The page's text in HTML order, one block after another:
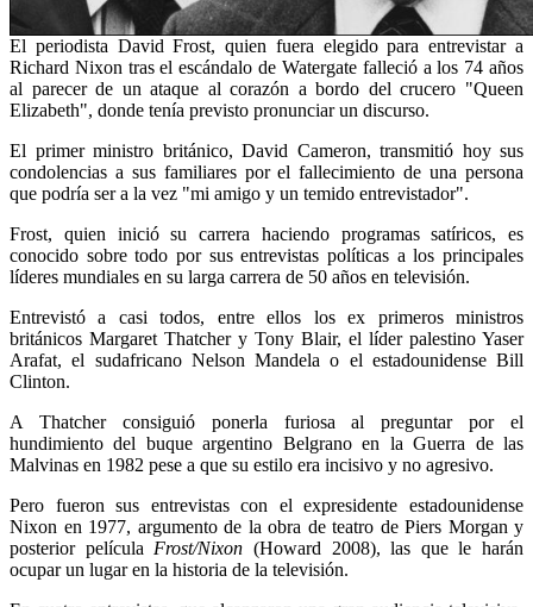
El periodista David Frost, quien fuera elegido para entrevistar a
Richard Nixon tras el escándalo de Watergate falleció a los 74 años
al parecer de un ataque al corazón a bordo del crucero "Queen
Elizabeth", donde tenía previsto pronunciar un discurso.
El primer ministro británico, David Cameron, transmitió hoy sus
condolencias a sus familiares por el fallecimiento de una persona
que podría ser a la vez "mi amigo y un temido entrevistador".
Frost, quien inició su carrera haciendo programas satíricos, es
conocido sobre todo por sus entrevistas políticas a los principales
líderes mundiales en su larga carrera de 50 años en televisión.
Entrevistó a casi todos, entre ellos los ex primeros ministros
británicos Margaret Thatcher y Tony Blair, el líder palestino Yaser
Arafat, el sudafricano Nelson Mandela o el estadounidense Bill
Clinton.
A Thatcher consiguió ponerla furiosa al preguntar por el
hundimiento del buque argentino Belgrano en la Guerra de las
Malvinas en 1982 pese a que su estilo era incisivo y no agresivo.
Pero fueron sus entrevistas con el expresidente estadounidense
Nixon en 1977, argumento de la obra de teatro de Piers Morgan y
posterior película Frost/Nixon (Howard 2008), las que le harán
ocupar un lugar en la historia de la televisión.